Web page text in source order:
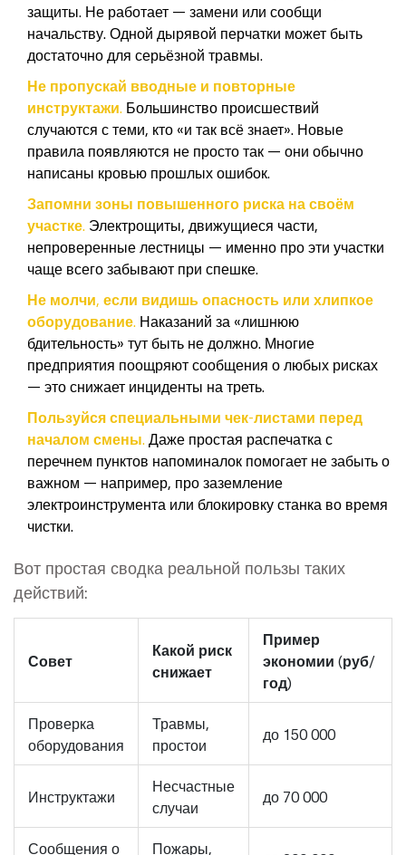
защиты. Не работает — замени или сообщи
начальству. Одной дырявой перчатки может быть
достаточно для серьёзной травмы.
Не пропускай вводные и повторные
инструктажи. Большинство происшествий
случаются с теми, кто «и так всё знает». Новые
правила появляются не просто так — они обычно
написаны кровью прошлых ошибок.
Запомни зоны повышенного риска на своём
участке. Электрощиты, движущиеся части,
непроверенные лестницы — именно про эти участки
чаще всего забывают при спешке.
Не молчи, если видишь опасность или хлипкое
оборудование. Наказаний за «лишнюю
бдительность» тут быть не должно. Многие
предприятия поощряют сообщения о любых рисках
— это снижает инциденты на треть.
Пользуйся специальными чек-листами перед
началом смены. Даже простая распечатка с
перечнем пунктов напоминалок помогает не забыть о
важном — например, про заземление
электроинструмента или блокировку станка во время
чистки.
Вот простая сводка реальной пользы таких
действий:
Совет
Какой риск
снижает
Пример
экономии (руб/
год)
Проверка
оборудования
Травмы,
простои
до 150 000
Инструктажи
Несчастные
случаи
до 70 000
Сообщения о
Пожары,